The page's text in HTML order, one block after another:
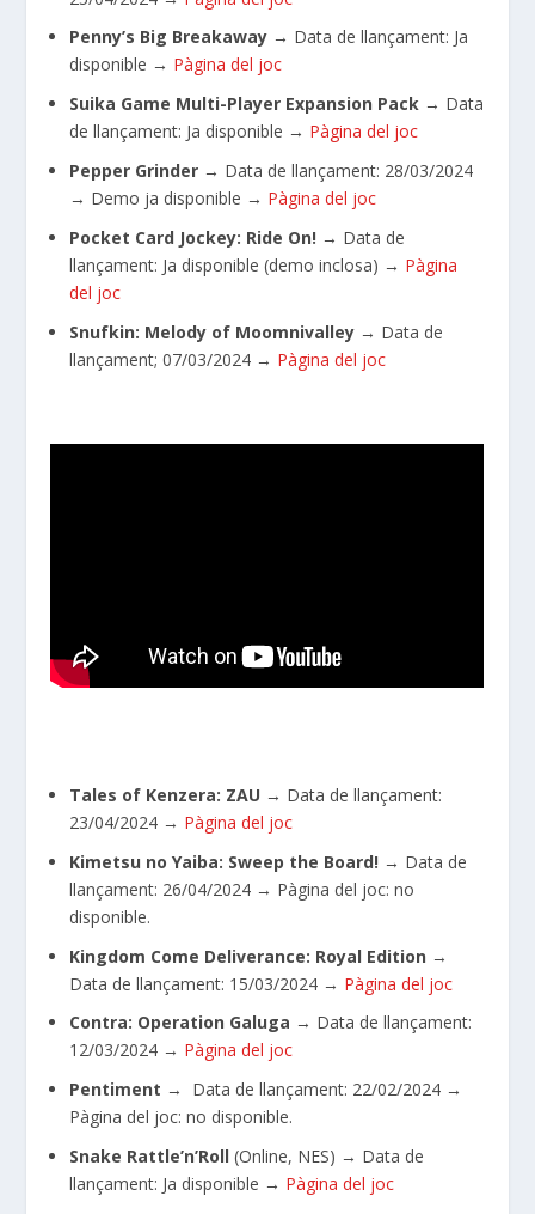
Penny’s Big Breakaway → Data de llançament: Ja
disponible → Pàgina del joc
Suika Game Multi-Player Expansion Pack → Data
de llançament: Ja disponible → Pàgina del joc
Pepper Grinder → Data de llançament: 28/03/2024
→ Demo ja disponible → Pàgina del joc
Pocket Card Jockey: Ride On! → Data de
llançament: Ja disponible (demo inclosa) → Pàgina
del joc
Snufkin: Melody of Moomnivalley → Data de
llançament; 07/03/2024 → Pàgina del joc
Tales of Kenzera: ZAU → Data de llançament:
23/04/2024 → Pàgina del joc
Kimetsu no Yaiba: Sweep the Board! → Data de
llançament: 26/04/2024 → Pàgina del joc: no
disponible.
Kingdom Come Deliverance: Royal Edition →
Data de llançament: 15/03/2024 → Pàgina del joc
Contra: Operation Galuga → Data de llançament:
12/03/2024 → Pàgina del joc
Pentiment → Data de llançament: 22/02/2024 →
Pàgina del joc: no disponible.
Snake Rattle’n’Roll (Online, NES) → Data de
llançament: Ja disponible → Pàgina del joc